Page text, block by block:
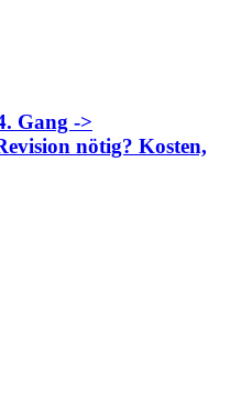
Gang ->
nötig? Kosten,